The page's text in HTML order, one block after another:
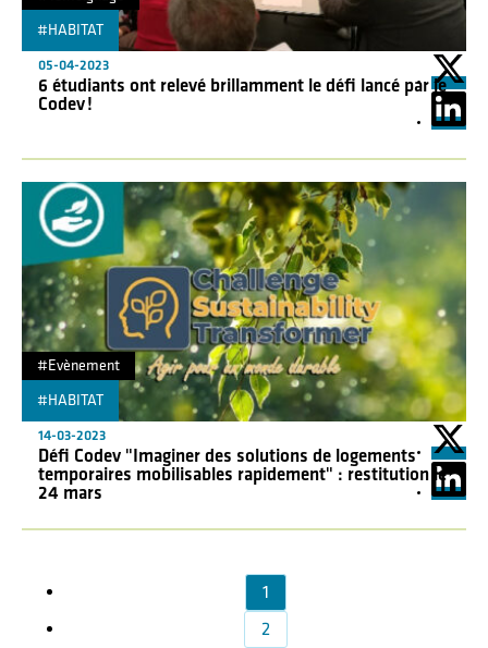
#HABITAT
05-04-2023
6 étudiants ont relevé brillamment le défi lancé par le
Codev !
#Evènement
#HABITAT
14-03-2023
Défi Codev "Imaginer des solutions de logements
temporaires mobilisables rapidement" : restitution le
24 mars
1
2